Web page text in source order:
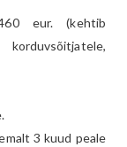
eur. (kehtib
3 kuud peale